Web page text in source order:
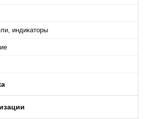
индикаторы